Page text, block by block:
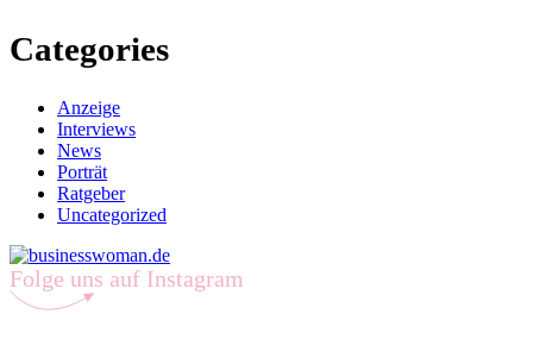
Categories
Anzeige
Interviews
News
Porträt
Ratgeber
Uncategorized
Folge uns auf Instagram